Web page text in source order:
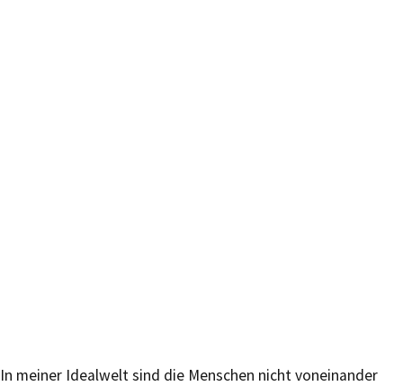
In meiner Idealwelt sind die Menschen nicht voneinander